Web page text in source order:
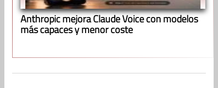
Anthropic mejora Claude Voice con modelos
más capaces y menor coste